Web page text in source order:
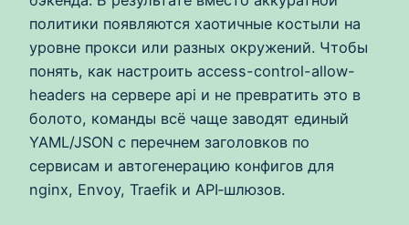
политики появляются хаотичные костыли на
уровне прокси или разных окружений. Чтобы
понять, как настроить access-control-allow-
headers на сервере api и не превратить это в
болото, команды всё чаще заводят единый
YAML/JSON с перечнем заголовков по
сервисам и автогенерацию конфигов для
nginx, Envoy, Traefik и API‑шлюзов.